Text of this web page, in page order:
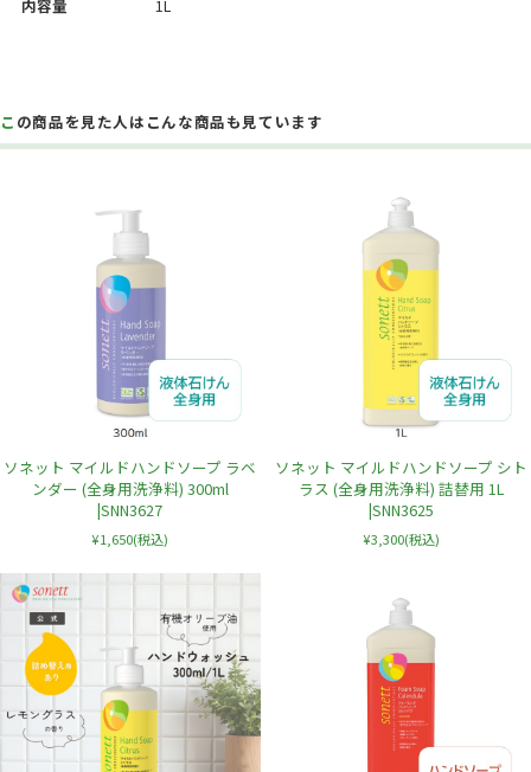
内容量
1L
この商品を見た人はこんな商品も見ています
ソネット マイルドハンドソープ ラベ
ンダー (全身用洗浄料) 300ml
|SNN3627
¥1,650(税込)
ソネット マイルドハンドソープ シト
ラス (全身用洗浄料) 詰替用 1L
|SNN3625
¥3,300(税込)